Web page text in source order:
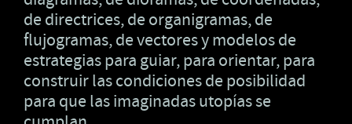
de directrices, de organigramas, de
flujogramas, de vectores y modelos de
estrategias para guiar, para orientar, para
construir las condiciones de posibilidad
para que las imaginadas utopías se